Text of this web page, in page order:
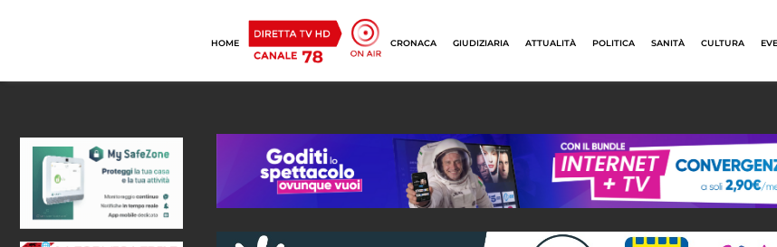
HOME CRONACA GIUDIZIARIA ATTUALITÀ POLITICA SANITÀ CULTURA